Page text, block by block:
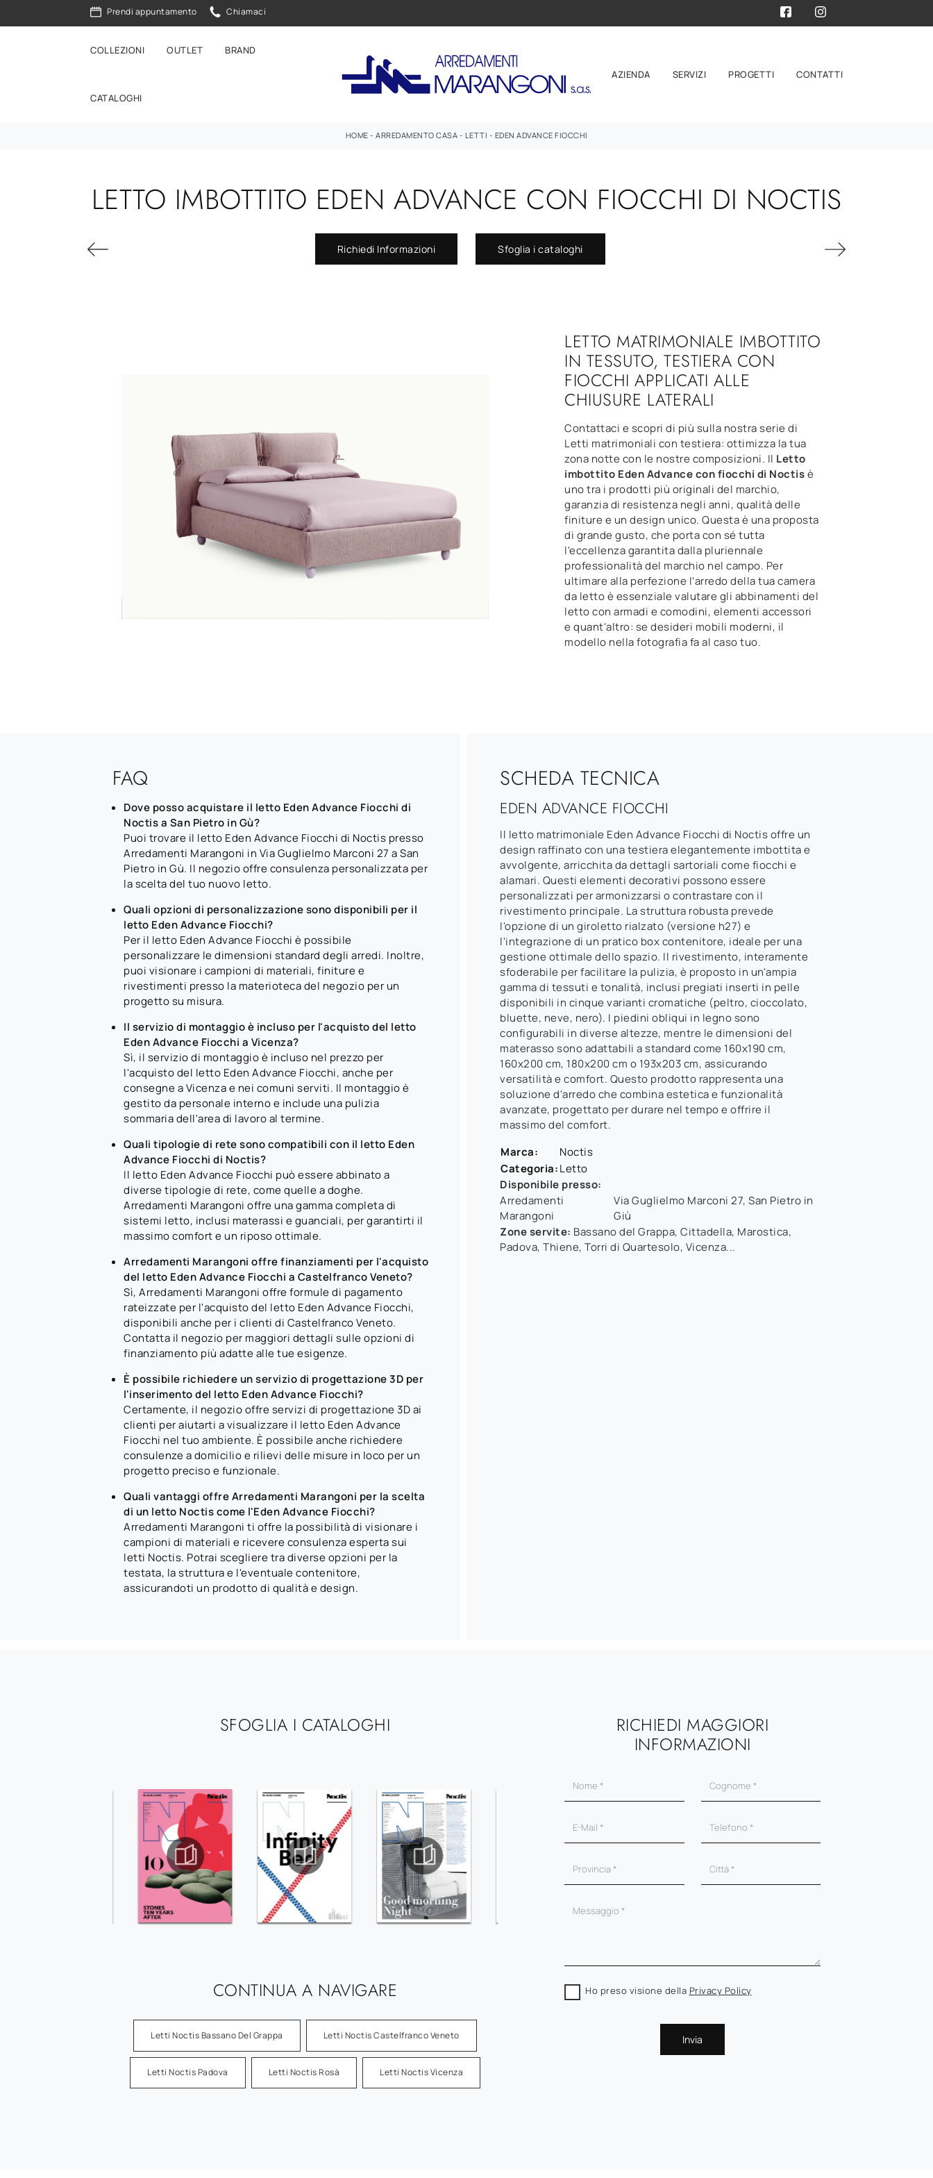
Prendi appuntamento Chiamaci
COLLEZIONI OUTLET BRAND
CATALOGHI
AZIENDA SERVIZI PROGETTI CONTATTI
HOME - ARREDAMENTO CASA - LETTI - EDEN ADVANCE FIOCCHI
LETTO IMBOTTITO EDEN ADVANCE CON FIOCCHI DI NOCTIS
Richiedi Informazioni Sfoglia i cataloghi
LETTO MATRIMONIALE IMBOTTITO
IN TESSUTO, TESTIERA CON
FIOCCHI APPLICATI ALLE
CHIUSURE LATERALI
Contattaci e scopri di più sulla nostra serie di
Letti matrimoniali con testiera: ottimizza la tua
zona notte con le nostre composizioni. Il Letto
imbottito Eden Advance con fiocchi di Noctisè
uno tra i prodotti più originali del marchio,
garanzia di resistenza negli anni, qualità delle
finiture e un design unico. Questa è una proposta
di grande gusto, che porta con sé tutta
l'eccellenza garantita dalla pluriennale
professionalità del marchio nel campo. Per
ultimare alla perfezione l'arredo della tua camera
da letto è essenziale valutare gli abbinamenti del
letto con armadi e comodini, elementi accessori
e quant'altro: se desideri mobili moderni, il
modello nella fotografia fa al caso tuo.
FAQ
Dove posso acquistare il letto Eden Advance Fiocchi di
Noctis a San Pietro in Gù?
Puoi trovare il letto Eden Advance Fiocchi di Noctis presso
Arredamenti Marangoni in Via Guglielmo Marconi 27 a San
Pietro in Gù. Il negozio offre consulenza personalizzata per
la scelta del tuo nuovo letto.
Quali opzioni di personalizzazione sono disponibili per il
letto Eden Advance Fiocchi?
Per il letto Eden Advance Fiocchi è possibile
personalizzare le dimensioni standard degli arredi. Inoltre,
puoi visionare i campioni di materiali, finiture e
rivestimenti presso la materioteca del negozio per un
progetto su misura.
Il servizio di montaggio è incluso per l'acquisto del letto
Eden Advance Fiocchi a Vicenza?
Sì, il servizio di montaggio è incluso nel prezzo per
l'acquisto del letto Eden Advance Fiocchi, anche per
consegne a Vicenza e nei comuni serviti. Il montaggio è
gestito da personale interno e include una pulizia
sommaria dell'area di lavoro al termine.
Quali tipologie di rete sono compatibili con il letto Eden
Advance Fiocchi di Noctis?
Il letto Eden Advance Fiocchi può essere abbinato a
diverse tipologie di rete, come quelle a doghe.
Arredamenti Marangoni offre una gamma completa di
sistemi letto, inclusi materassi e guanciali, per garantirti il
massimo comfort e un riposo ottimale.
Arredamenti Marangoni offre finanziamenti per l'acquisto
del letto Eden Advance Fiocchi a Castelfranco Veneto?
Sì, Arredamenti Marangoni offre formule di pagamento
rateizzate per l'acquisto del letto Eden Advance Fiocchi,
disponibili anche per i clienti di Castelfranco Veneto.
Contatta il negozio per maggiori dettagli sulle opzioni di
finanziamento più adatte alle tue esigenze.
È possibile richiedere un servizio di progettazione 3D per
l'inserimento del letto Eden Advance Fiocchi?
Certamente, il negozio offre servizi di progettazione 3D ai
clienti per aiutarti a visualizzare il letto Eden Advance
Fiocchi nel tuo ambiente. È possibile anche richiedere
consulenze a domicilio e rilievi delle misure in loco per un
progetto preciso e funzionale.
Quali vantaggi offre Arredamenti Marangoni per la scelta
di un letto Noctis come l'Eden Advance Fiocchi?
Arredamenti Marangoni ti offre la possibilità di visionare i
campioni di materiali e ricevere consulenza esperta sui
letti Noctis. Potrai scegliere tra diverse opzioni per la
testata, la struttura e l'eventuale contenitore,
assicurandoti un prodotto di qualità e design.
SCHEDA TECNICA
EDEN ADVANCE FIOCCHI
Il letto matrimoniale Eden Advance Fiocchi di Noctis offre un
design raffinato con una testiera elegantemente imbottita e
avvolgente, arricchita da dettagli sartoriali come fiocchi e
alamari. Questi elementi decorativi possono essere
personalizzati per armonizzarsi o contrastare con il
rivestimento principale. La struttura robusta prevede
l'opzione di un giroletto rialzato (versione h27) e
l'integrazione di un pratico box contenitore, ideale per una
gestione ottimale dello spazio. Il rivestimento, interamente
sfoderabile per facilitare la pulizia, è proposto in un'ampia
gamma di tessuti e tonalità, inclusi pregiati inserti in pelle
disponibili in cinque varianti cromatiche (peltro, cioccolato,
bluette, neve, nero). I piedini obliqui in legno sono
configurabili in diverse altezze, mentre le dimensioni del
materasso sono adattabili a standard come 160x190 cm,
160x200 cm, 180x200 cm o 193x203 cm, assicurando
versatilità e comfort. Questo prodotto rappresenta una
soluzione d'arredo che combina estetica e funzionalità
avanzate, progettato per durare nel tempo e offrire il
massimo del comfort.
Marca:
Noctis
Categoria:Letto
Disponibile presso:
Arredamenti
Marangoni
Via Guglielmo Marconi 27,San Pietro in
Giù
Zone servite: Bassano del Grappa, Cittadella, Marostica,
Padova, Thiene, Torri di Quartesolo, Vicenza...
SFOGLIA I CATALOGHI
CONTINUA A NAVIGARE
Letti Noctis Bassano Del Grappa Letti Noctis Castelfranco Veneto
Letti Noctis Padova Letti Noctis Rosà Letti Noctis Vicenza
RICHIEDI MAGGIORI
INFORMAZIONI
Ho preso visione della Privacy Policy
Invia